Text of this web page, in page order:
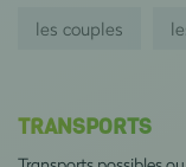
les couples
TRANSPORTS